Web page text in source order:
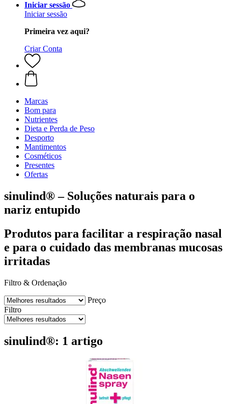
Iniciar sessão
Iniciar sessão
Primeira vez aqui?
Criar Conta
Marcas
Bom para
Nutrientes
Dieta e Perda de Peso
Desporto
Mantimentos
Cosméticos
Presentes
Ofertas
sinulind® – Soluções naturais para o
nariz entupido
Produtos para facilitar a respiração nasal
e para o cuidado das membranas mucosas
irritadas
Filtro & Ordenação
Preço
Filtro
sinulind®: 1 artigo